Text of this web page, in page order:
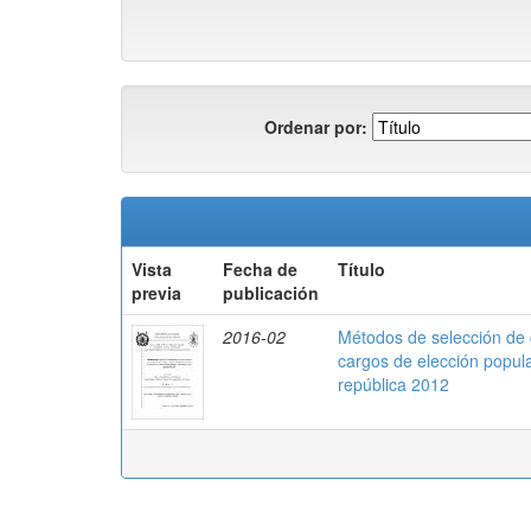
Ordenar por:
Vista
previa
Fecha de
publicación
Título
2016-02
Métodos de selección
cargos de elección
república 2012